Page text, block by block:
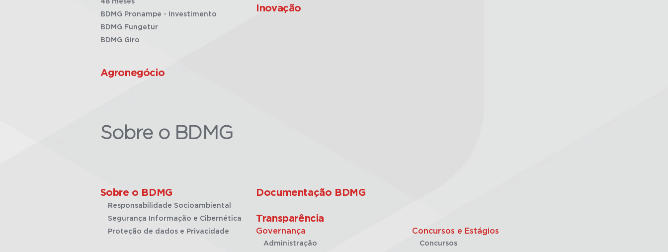
48 meses
BDMG Pronampe - Investimento
BDMG Fungetur
BDMG Giro
Agronegócio
Inovação
Sobre o BDMG
Sobre o BDMG
Responsabilidade Socioambiental
Segurança Informação e Cibernética
Proteção de dados e Privacidade
Documentação BDMG
Transparência
Governança
Administração
Concursos e Estágios
Concursos